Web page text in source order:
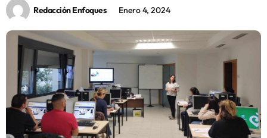
Innova
Redacción Enfoques Enero 4, 2024